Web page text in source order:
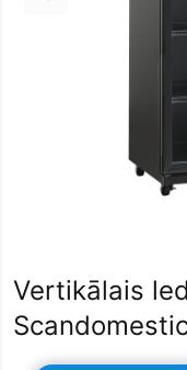
Vertikālais